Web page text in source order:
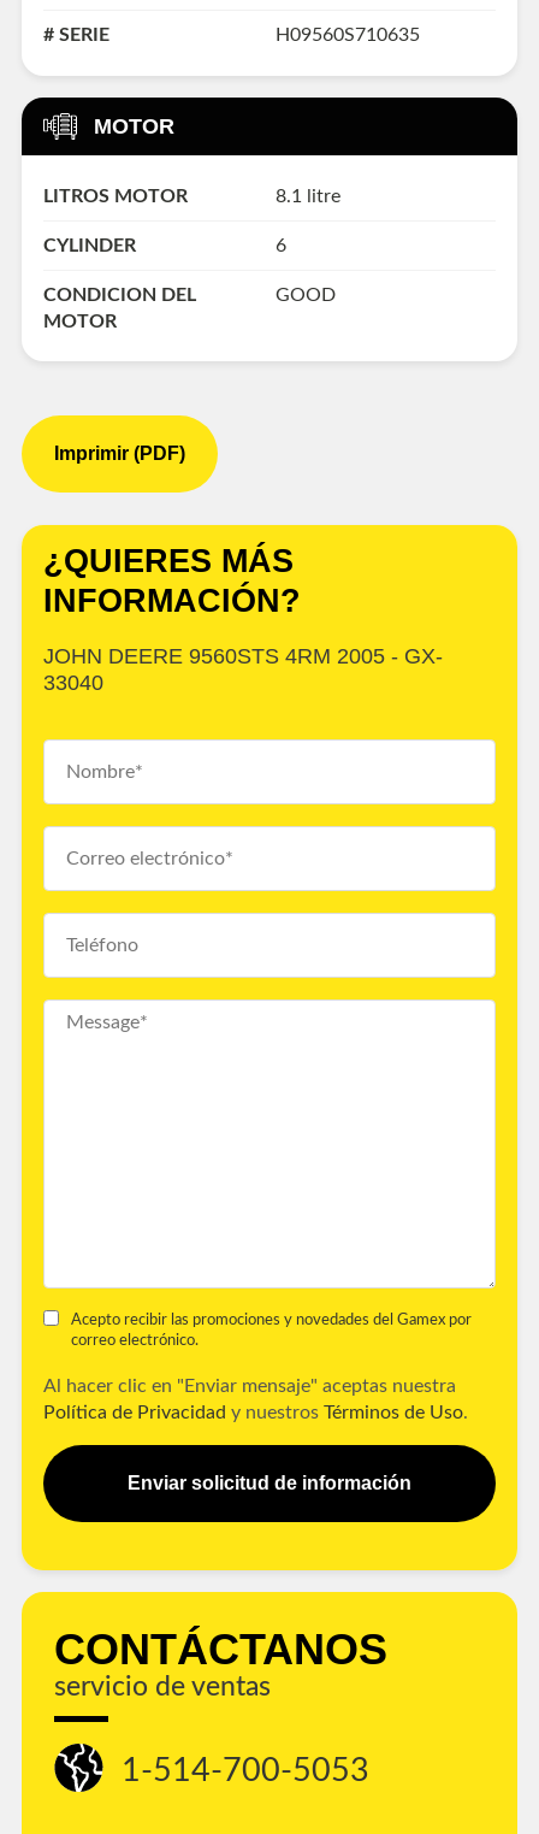
# SERIE H09560S710635
MOTOR
LITROS MOTOR 8.1 litre
CYLINDER 6
CONDICION DEL
MOTOR
GOOD
Imprimir (PDF)
¿QUIERES MÁS
INFORMACIÓN?
JOHN DEERE 9560STS 4RM 2005 - GX-
33040
Acepto recibir las promociones y novedades del Gamex por
correo electrónico.
Al hacer clic en "Enviar mensaje" aceptas nuestra
Política de Privacidad y nuestros Términos de Uso.
Enviar solicitud de información
CONTÁCTANOS
servicio de ventas
1-514-700-5053